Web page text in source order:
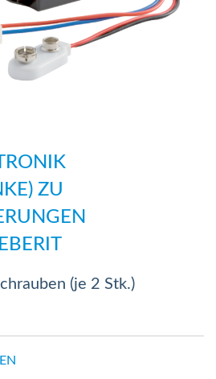
ZU
(je 2 Stk.)